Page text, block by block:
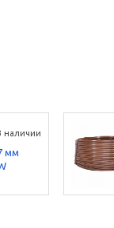
наличии
мм